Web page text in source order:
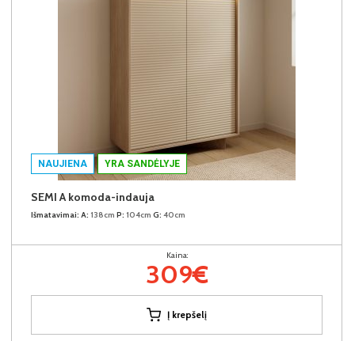
NAUJIENA YRA SANDĖLYJE
SEMI A komoda-indauja
Išmatavimai: A: 138cm P: 104cm G: 40cm
Kaina:
309€
Į krepšelį